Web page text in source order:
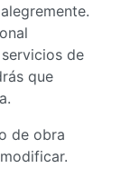
de
que
de obra